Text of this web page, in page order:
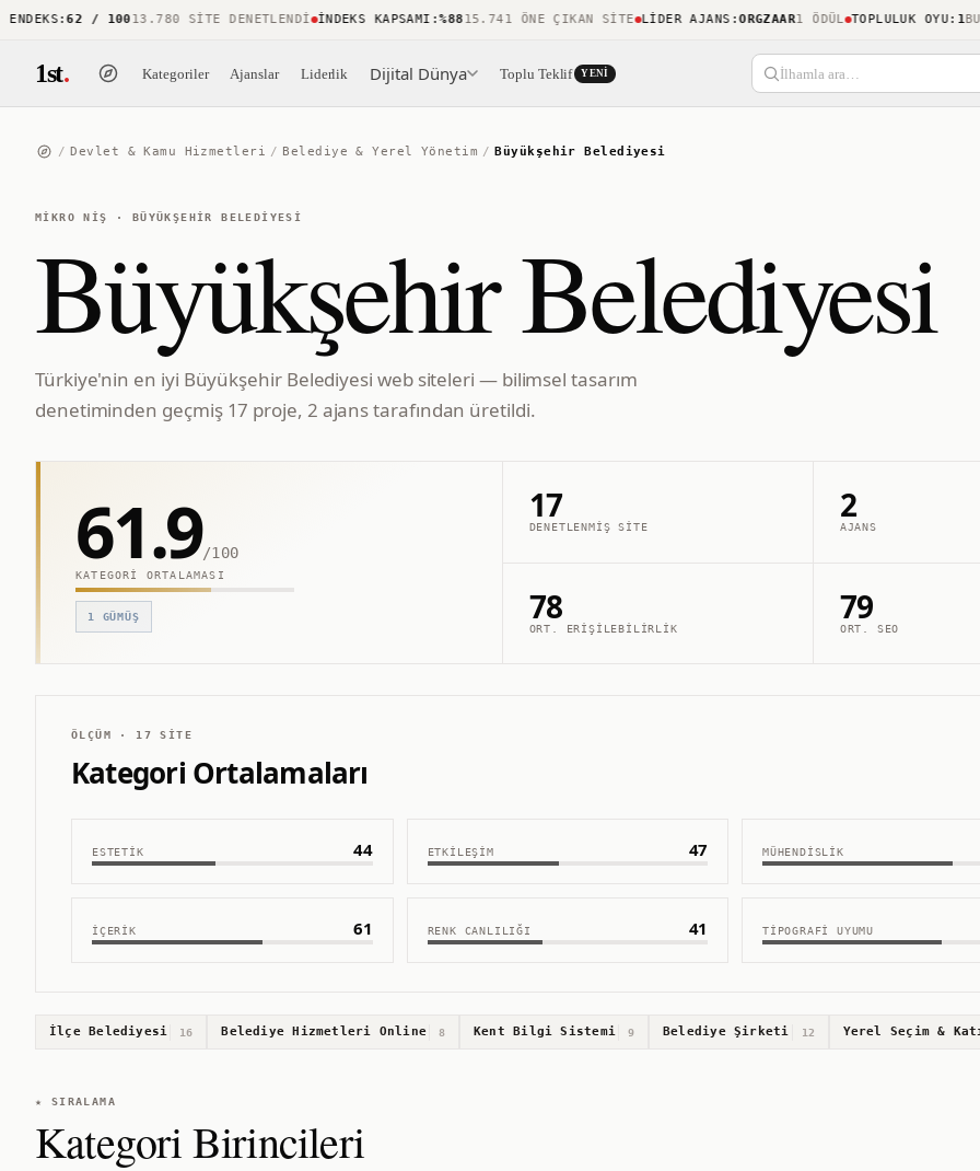
:62 / 100 13.780 SITE DENETLENDI İNDEKS KAPSAMI:%8815.741 ÖNE ÇIKAN SITE LIDER AJANS:ORGZAAR1 ÖDÜL TOPLULUK OYU :1
1st. Kategoriler Ajanslar Liderlik Dijital Dünya Toplu Teklif YENI İlhamla ara…
/ Devlet & Kamu Hizmetleri / Belediye & Yerel Yönetim / Büyükşehir Belediyesi
MIKRO NIŞ · BÜYÜKŞEHIR BELEDIYESI
Büyükşehir Belediyesi
Türkiye'nin en iyi Büyükşehir Belediyesi web siteleri — bilimsel tasarım
denetiminden geçmiş 17 proje, 2 ajans tarafından üretildi.
61.9/100
KATEGORI ORTALAMASI
1 GÜMÜŞ
17
DENETLENMIŞ SITE
2
AJANS
78
ORT. ERIŞILEBILIRLIK
79
ORT. SEO
ÖLÇÜM · 17 SITE
Kategori Ortalamaları
ESTETIK 44 ETKILEŞIM 47 MÜHENDISLIK
İÇERIK 61 RENK CANLILIĞI 41 TIPOGRAFI UYUMU
İlçe Belediyesi 16 Belediye Hizmetleri Online 8 Kent Bilgi Sistemi 9 Belediye Şirketi 12 Yerel Seçim &
★ SIRALAMA
Kategori Birincileri